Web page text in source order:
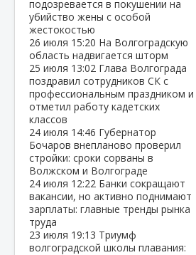
подозревается в покушении на
убийство жены с особой
жестокостью
26 июля 15:20 На Волгоградскую
область надвигается шторм
25 июля 13:02 Глава Волгограда
поздравил сотрудников СК с
профессиональным праздником и
отметил работу кадетских
классов
24 июля 14:46 Губернатор
Бочаров внепланово проверил
стройки: сроки сорваны в
Волжском и Волгограде
24 июля 12:22 Банки сокращают
вакансии, но активно поднимают
зарплаты: главные тренды рынка
труда
23 июля 19:13 Триумф
волгоградской школы плавания: